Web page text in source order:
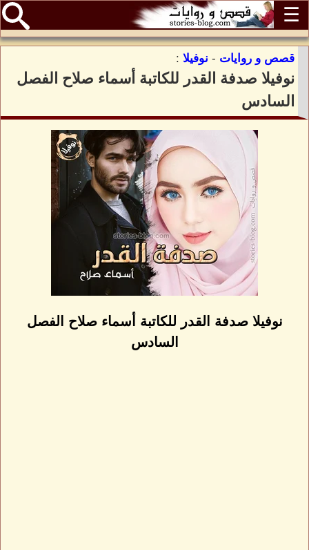
☰
قصص و روايات - نوفيلا :
نوفيلا صدفة القدر للكاتبة أسماء صلاح الفصل
السادس
نوفيلا صدفة القدر للكاتبة أسماء صلاح الفصل
السادس